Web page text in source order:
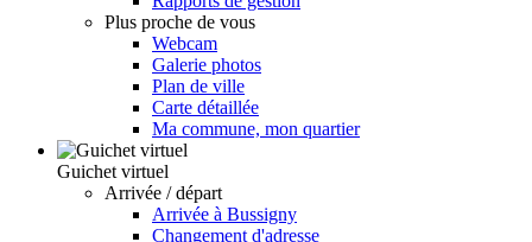
Plus proche de vous
Webcam
Galerie photos
Plan de ville
Carte détaillée
Ma commune, mon quartier
Guichet virtuel
Arrivée / départ
Arrivée à Bussigny
Changement d'adresse